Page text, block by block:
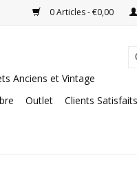
0 Articles - €0,00
Anciens et Vintage
Outlet Clients Satisfaits